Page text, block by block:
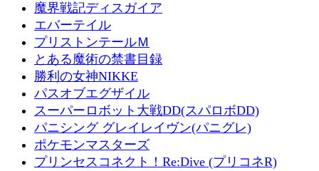
魔界戦記ディスガイア
エバーテイル
プリストンテールＭ
とある魔術の禁書目録
勝利の女神NIKKE
パスオブエグザイル
スーパーロボット大戦DD(スパロボDD)
パニシング グレイレイヴン(パニグレ)
ポケモンマスターズ
プリンセスコネクト！Re:Dive (プリコネR)